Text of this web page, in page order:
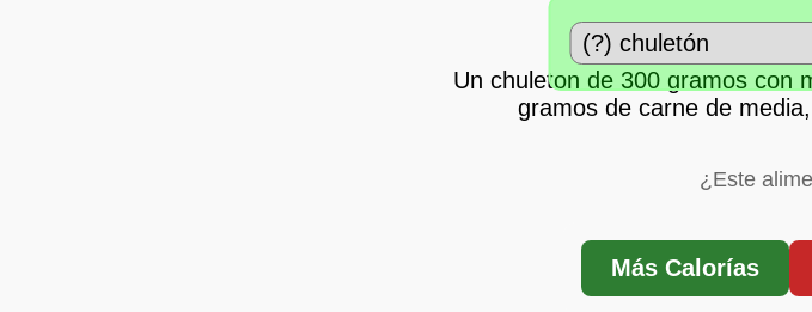
Un chuleton de 300 gramos con
gramos de carne de
¿Este
Más Calorías